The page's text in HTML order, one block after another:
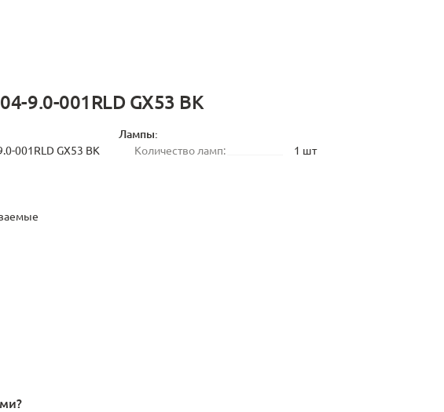
9.0-001RLD GX53 BK
001RLD GX53 BK
Лампы:
Количество ламп: 1 шт